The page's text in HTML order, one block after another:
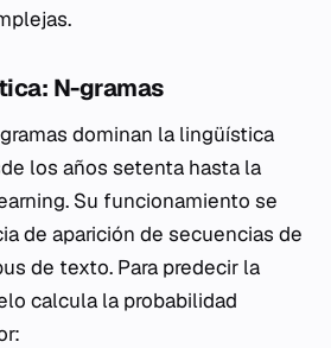
N-gramas
dominan la lingüística
los años setenta hasta la
. Su funcionamiento se
de aparición de secuencias de
de texto. Para predecir la
calcula la probabilidad